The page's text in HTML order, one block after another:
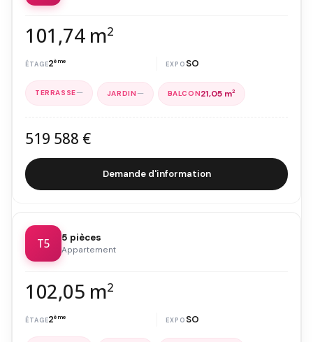
101,74 m2
2ème SO
— — 21,05 m2
519 588 €
Demande d'information
T5 5 pièces
Appartement
102,05 m2
2ème SO